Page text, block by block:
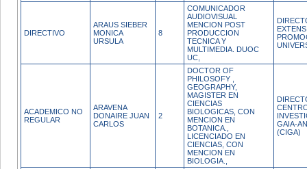
DIRECTIVO
ARAUS SIEBER
MONICA
URSULA
8
COMUNICADOR
AUDIOVISUAL
MENCION POST
PRODUCCION
TECNICA Y
MULTIMEDIA. DUOC
UC,
ACADEMICO NO
REGULAR
ARAVENA
DONAIRE JUAN
CARLOS
2
DOCTOR OF
PHILOSOFY ,
GEOGRAPHY,
MAGISTER EN
CIENCIAS
BIOLOGICAS, CON
MENCION EN
BOTANICA.,
LICENCIADO EN
CIENCIAS, CON
MENCION EN
BIOLOGIA.,
GAIA-
(CIGA)